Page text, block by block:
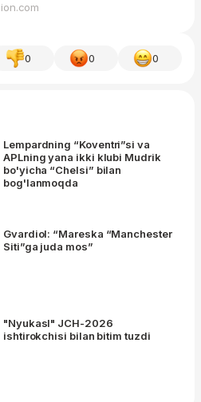
0 0 0
Lempardning “Koventri”si va
APLning yana ikki klubi Mudrik
bo'yicha “Chelsi” bilan
bog'lanmoqda
Gvardiol: “Mareska “Manchester
Siti”ga juda mos”
"Nyukasl" JCH-2026
ishtirokchisi bilan bitim tuzdi